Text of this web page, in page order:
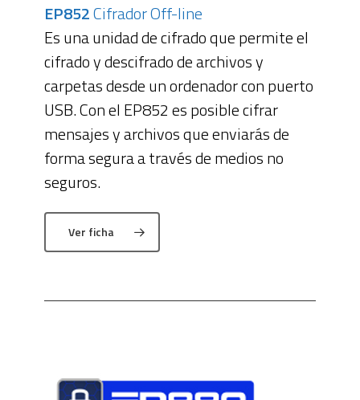
EP852Cifrador Off-line
Es una unidad de cifrado que permite el
cifrado y descifrado de archivos y
carpetas desde un ordenador con puerto
USB. Con el EP852 es posible cifrar
mensajes y archivos que enviarás de
forma segura a través de medios no
seguros.
Ver ficha